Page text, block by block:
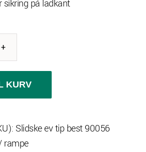
er:
sikring på ladkant
KURV
Slidske ev tip best 90056
rampe